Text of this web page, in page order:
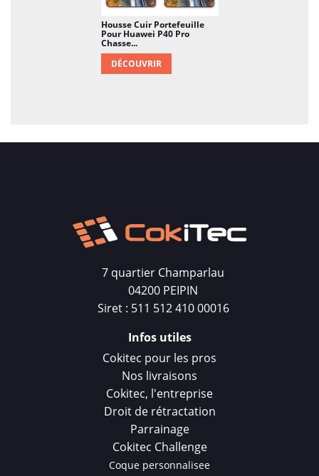
Housse Cuir Portefeuille
Pour Huawei P40 Pro
Chasse...
DÉCOUVRIR
7 quartier Champarlau
04200 PEIPIN
Siret : 511 512 410 00016
Infos utiles
Cokitec pour les pros
Nos livraisons
Cokitec, l'entreprise
Droit de rétractation
Parrainage
Cokitec Challenge
Coque personnalisee